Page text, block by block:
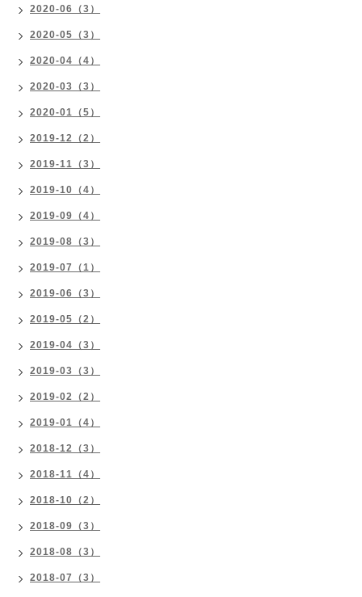
2020-06（3）
2020-05（3）
2020-04（4）
2020-03（3）
2020-01（5）
2019-12（2）
2019-11（3）
2019-10（4）
2019-09（4）
2019-08（3）
2019-07（1）
2019-06（3）
2019-05（2）
2019-04（3）
2019-03（3）
2019-02（2）
2019-01（4）
2018-12（3）
2018-11（4）
2018-10（2）
2018-09（3）
2018-08（3）
2018-07（3）